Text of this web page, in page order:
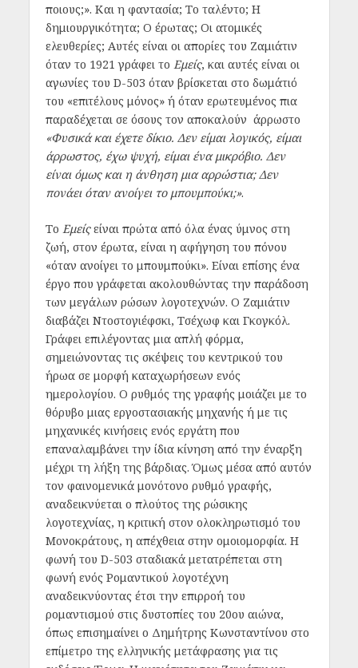
ποιους;». Και η φαντασία; Το ταλέντο; Η
δημιουργικότητα; Ο έρωτας; Οι ατομικές
ελευθερίες; Αυτές είναι οι απορίες του Ζαμιάτιν
όταν το 1921 γράφει το Εμείς, και αυτές είναι οι
αγωνίες του D-503 όταν βρίσκεται στο δωμάτιό
του «επιτέλους μόνος» ή όταν ερωτευμένος πια
παραδέχεται σε όσους τον αποκαλούν άρρωστο
«Φυσικά και έχετε δίκιο. Δεν είμαι λογικός, είμαι
άρρωστος, έχω ψυχή, είμαι ένα μικρόβιο. Δεν
είναι όμως και η άνθηση μια αρρώστια; Δεν
πονάει όταν ανοίγει το μπουμπούκι;».
Το Εμείςείναι πρώτα από όλα ένας ύμνος στη
ζωή, στον έρωτα, είναι η αφήγηση του πόνου
«όταν ανοίγει το μπουμπούκι». Είναι επίσης ένα
έργο που γράφεται ακολουθώντας την παράδοση
των μεγάλων ρώσων λογοτεχνών. Ο Ζαμιάτιν
διαβάζει Ντοστογιέφσκι, Τσέχωφ και Γκογκόλ.
Γράφει επιλέγοντας μια απλή φόρμα,
σημειώνοντας τις σκέψεις του κεντρικού του
ήρωα σε μορφή καταχωρήσεων ενός
ημερολογίου. Ο ρυθμός της γραφής μοιάζει με το
θόρυβο μιας εργοστασιακής μηχανής ή με τις
μηχανικές κινήσεις ενός εργάτη που
επαναλαμβάνει την ίδια κίνηση από την έναρξη
μέχρι τη λήξη της βάρδιας. Όμως μέσα από αυτόν
τον φαινομενικά μονότονο ρυθμό γραφής,
αναδεικνύεται ο πλούτος της ρώσικης
λογοτεχνίας, η κριτική στον ολοκληρωτισμό του
Μονοκράτους, η απέχθεια στην ομοιομορφία. Η
φωνή του D-503 σταδιακά μετατρέπεται στη
φωνή ενός Ρομαντικού λογοτέχνη
αναδεικνύοντας έτσι την επιρροή του
ρομαντισμού στις δυστοπίες του 20ου αιώνα,
όπως επισημαίνει ο Δημήτρης Κωνσταντίνου στο
επίμετρο της ελληνικής μετάφρασης για τις